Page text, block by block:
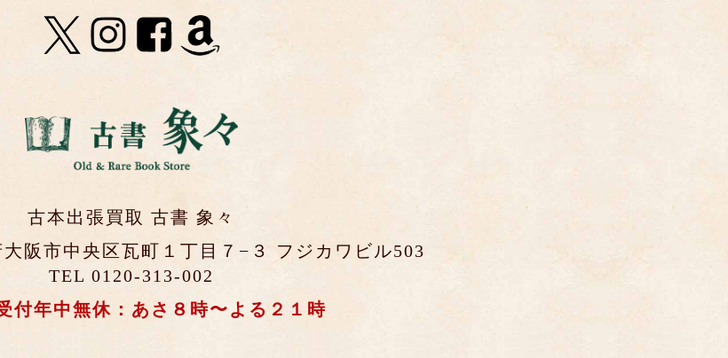
古本出張買取 古書 象々
阪市中央区瓦町１丁目７−３ フジカワビル503
TEL 0120-313-002
付年中無休：あさ８時〜よる２１時